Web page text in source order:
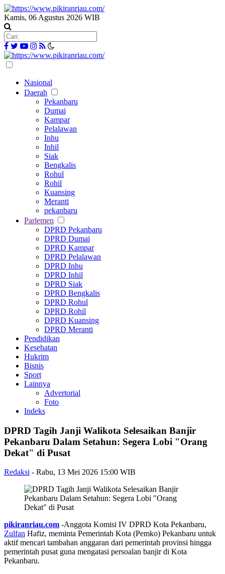
Kamis, 06 Agustus 2026 WIB
Nasional
Daerah
Pekanbaru
Dumai
Kampar
Pelalawan
Inhu
Inhil
Siak
Bengkalis
Rohul
Rohil
Kuansing
Meranti
pekanbaru
Parlemen
DPRD Pekanbaru
DPRD Dumai
DPRD Kampar
DPRD Pelalawan
DPRD Inhu
DPRD Inhil
DPRD Siak
DPRD Bengkalis
DPRD Rohul
DPRD Rohil
DPRD Kuansing
DPRD Meranti
Pendidikan
Kesehatan
Hukrim
Bisnis
Sport
Lainnya
Advertorial
Foto
Indeks
DPRD Tagih Janji Walikota Selesaikan Banjir
Pekanbaru Dalam Setahun: Segera Lobi "Orang
Dekat" di Pusat
Redaksi - Rabu, 13 Mei 2026 15:00 WIB
pikiranriau.com -Anggota Komisi IV DPRD Kota Pekanbaru,
Zulfan Hafiz, meminta Pemerintah Kota (Pemko) Pekanbaru untuk
aktif mencari tambahan anggaran dari pemerintah provinsi hingga
pemerintah pusat guna mengatasi persoalan banjir di Kota
Pekanbaru.